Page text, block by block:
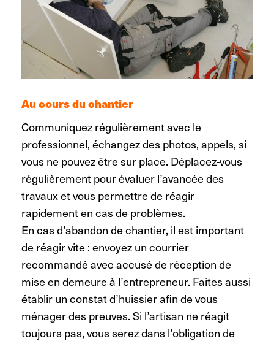
Au cours du chantier
Communiquez régulièrement avec le
professionnel, échangez des photos, appels, si
vous ne pouvez être sur place. Déplacez-vous
régulièrement pour évaluer l’avancée des
travaux et vous permettre de réagir
rapidement en cas de problèmes.
En cas d’abandon de chantier, il est important
de réagir vite : envoyez un courrier
recommandé avec accusé de réception de
mise en demeure à l’entrepreneur. Faites aussi
établir un constat d’huissier afin de vous
ménager des preuves. Si l’artisan ne réagit
toujours pas, vous serez dans l’obligation de